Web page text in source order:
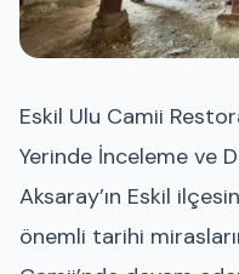
Eskil Ulu Camii
Yerinde İnceleme ve
Aksaray’ın Eskil
önemli tarihi